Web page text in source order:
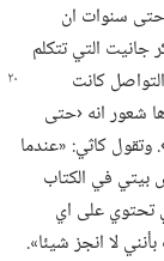
حتى سنوات ان
التي تتكلم
كانت
شعور انه ‹حتى
وتقول كاثي:‏ «عندما
بيتي في الكتاب
تحتوي على اي
لا انجز شيئا».‏